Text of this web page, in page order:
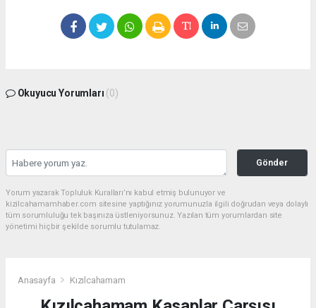
Okuyucu Yorumları (0)
Gönder
Yorum yazarak Topluluk Kuralları’nı kabul etmiş bulunuyor ve
kizilcahamamhaber.com sitesine yaptığınız yorumunuzla ilgili doğrudan veya dolaylı
tüm sorumluluğu tek başınıza üstleniyorsunuz. Yazılan tüm yorumlardan site
yönetimi hiçbir şekilde sorumlu tutulamaz.
Anasayfa Kızılcahamam